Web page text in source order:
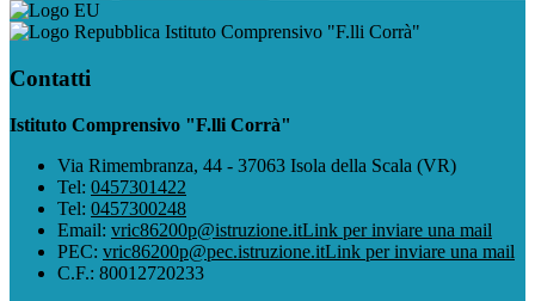
Istituto Comprensivo "F.lli Corrà"
Contatti
Istituto Comprensivo "F.lli Corrà"
Via Rimembranza, 44 - 37063 Isola della Scala (VR)
Tel: 0457301422
Tel: 0457300248
Email: vric86200p@istruzione.itLink per inviare una mail
PEC: vric86200p@pec.istruzione.itLink per inviare una mail
C.F.: 80012720233